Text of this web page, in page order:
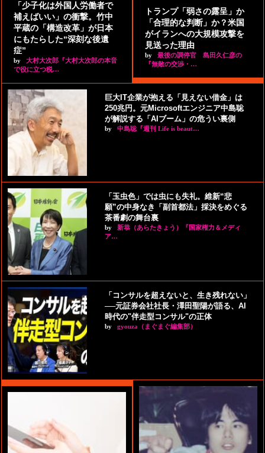
「少子化は外国人労働者で
補えばいい」の衝撃。竹中
平蔵の「構造改革」が日本
にもたらした“深刻な後遺
症”
by
大村大次郎『大村大次郎の本音
で役に立つ税…
トランプ「弱さの露呈」か
「合理的な判断」か？米国
がイランへの大規模攻撃を
見送った理由
by
最後の調停官 島田久仁彦の
『無敵の交渉・…
巨大IT企業が抱える「見えない借金」は
250兆円。元Microsoftエンジニア中島聡
が解説する「AIブーム」の危うい裏側
by 中島聡『週刊 Life is beaut…
「玉虫色」では虫にも失礼。維新“悲
願”の中身なき「副首都法」採決をめぐる
茶番劇の舞台裏
by
新恭（あらたきょう）『国家権力＆メディ
ア…
「コンサルを超えないと、生き残れない」
──元証券会社社長・澤田聖陽が語る、AI
時代の"伴走型コンサル"の正体
by gyouza（まぐまぐ編集部）